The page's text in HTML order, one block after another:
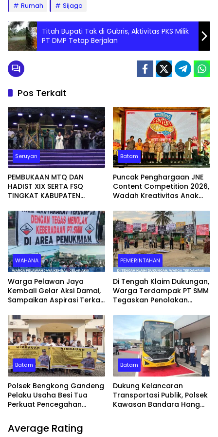
Rumah
Sijago
Titah Bupati Tak di Gubris, Aktivitas PKS Milik
PT DMP Tetap Berjalan
Pos Terkait
Seruyan
PEMBUKAAN MTQ DAN
HADIST XIX SERTA FSQ
TINGKAT KABUPATEN
HADIRI KAPOLRES DAN
KEJARI SERUYAN
Batam
Puncak Penghargaan JNE
Content Competition 2026,
Wadah Kreativitas Anak
WAHANA
Warga Pelawan Jaya
Kembali Gelar Aksi Damai,
Sampaikan Aspirasi Terkait
Lingkungan PT SMM
PEMERINTAHAN
Di Tengah Klaim Dukungan,
Warga Terdampak PT SMM
Tegaskan Penolakan
Masih Merasakan
Dampaknya”
Batam
Polsek Bengkong Gandeng
Pelaku Usaha Besi Tua
Perkuat Pencegahan
Batam
Dukung Kelancaran
Transportasi Publik, Polsek
Kawasan Bandara Hang
Average Rating